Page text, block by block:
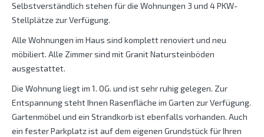
Selbstverständlich stehen für die Wohnungen 3 und 4 PKW-
Stellplätze zur Verfügung.
Alle Wohnungen im Haus sind komplett renoviert und neu
möbiliert. Alle Zimmer sind mit Granit Natursteinböden
ausgestattet.
Die Wohnung liegt im 1. OG. und ist sehr ruhig gelegen. Zur
Entspannung steht Ihnen Rasenfläche im Garten zur Verfügung.
Gartenmöbel und ein Strandkorb ist ebenfalls vorhanden. Auch
ein fester Parkplatz ist auf dem eigenen Grundstück für Ihren